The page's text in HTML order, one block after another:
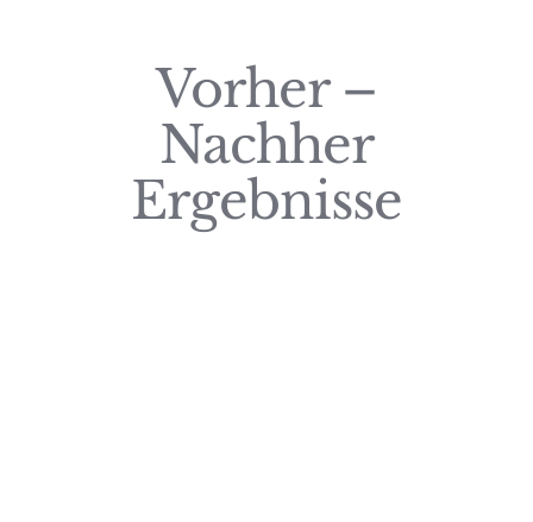
Vorher –
Nachher
Ergebnisse